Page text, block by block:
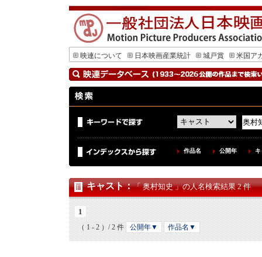
映連について 日本映画産業統計 城戸賞 米国ア
作品名 公開年
キャスト：「 奥村知史 」の人名検索結果 2 件
1
（ 1 - 2 ）/ 2 件 公開年▼ 作品名▼